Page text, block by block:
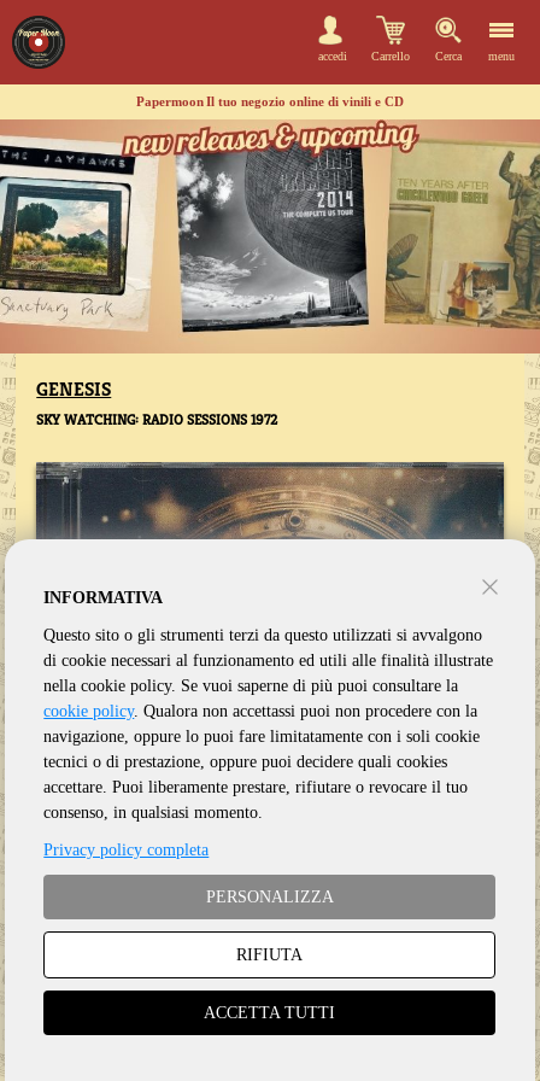
accedi Carrello Cerca menu
PapermoonIl tuo negozio online di vinili e CD
GENESIS
SKY WATCHING: RADIO SESSIONS 1972
Genere:Ristampa
LEFTFIELD
Anno:2024
INFORMATIVA
Questo sito o gli strumenti terzi da questo utilizzati si avvalgono
di cookie necessari al funzionamento ed utili alle finalità illustrate
nella cookie policy. Se vuoi saperne di più puoi consultare la
cookie policy. Qualora non accettassi puoi non procedere con la
navigazione, oppure lo puoi fare limitatamente con i soli cookie
tecnici o di prestazione, oppure puoi decidere quali cookies
accettare. Puoi liberamente prestare, rifiutare o revocare il tuo
consenso, in qualsiasi momento.
Privacy policy completa
PERSONALIZZA
RIFIUTA
ACCETTA TUTTI